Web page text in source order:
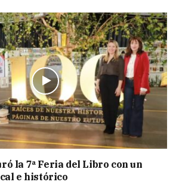
la 7ª Feria del Libro con un
e histórico